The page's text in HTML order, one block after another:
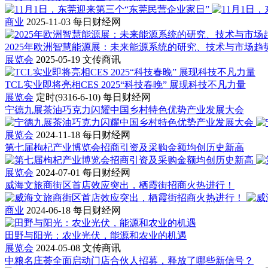
商业 2025-11-03 每日财经网
2025年欧洲智慧能源展：未来能源系统的研究、技术与市场趋
展览会 2025-05-19 文传商讯
TCL实业即将亮相CES 2025“科技春晚” 展现科技不凡力量
展览会 定时(9316-6-10) 每日财经网
宁德九展茶油巧克力闪耀中国乡村特色优势产业发展大会
展览会 2024-11-18 每日财经网
第七届枸杞产业博览会招商引资及采购金额均创历史新高
展览会 2024-07-01 每日财经网
威海文旅商街区首店效应突出，栖霞街招商火热进行！
商业 2024-06-18 每日财经网
田野与阳光：农业光伏，能源和农业的机遇
展览会 2024-05-08 文传商讯
中粮名庄荟全面启动门店合伙人招募，释放了哪些新信号？